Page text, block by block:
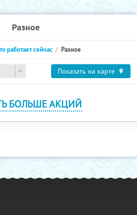
Разное
работает сейчас Разное
Показать на карте
БОЛЬШЕ АКЦИЙ